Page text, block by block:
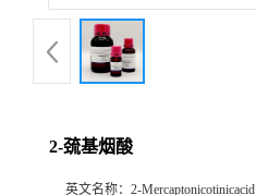
2-巯基烟酸
英文名称： 2-Mercaptonicotinicacid